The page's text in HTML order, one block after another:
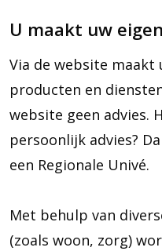
U maakt uw
Via de website maakt
producten en
website geen advies.
persoonlijk advies?
een Regionale Univé.
Met behulp van
(zoals woon, zorg)